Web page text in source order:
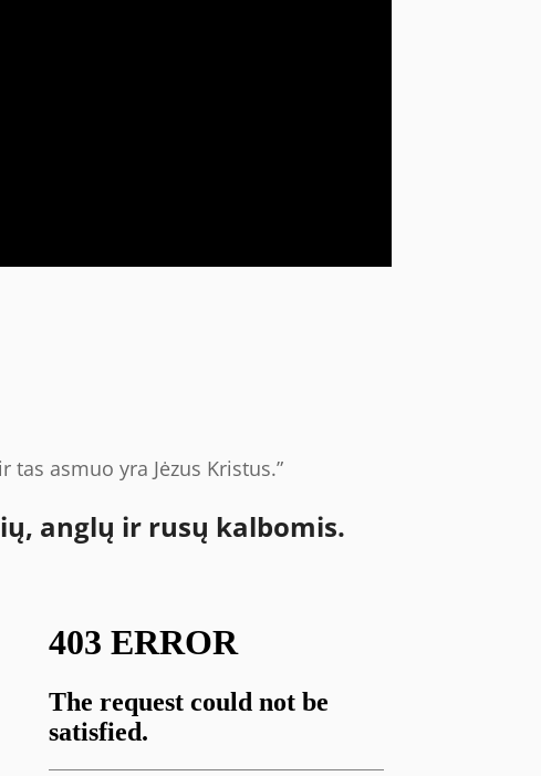
asmuo yra Jėzus Kristus.”
anglų ir rusų kalbomis.